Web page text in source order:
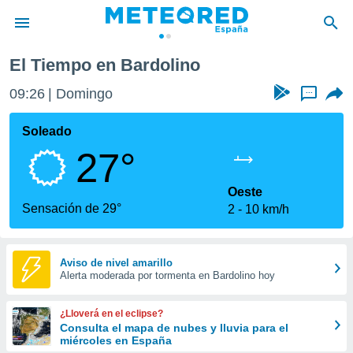
de
por
que se
calidad.
a este
las
y
forma
digital
basada
El Tiempo en Bardolino
09:26 Domingo ...
Soleado
27°
Sensación de 29°
Oeste
2
10 km/h
Aviso de nivel amarillo
Alerta moderada por tormenta en Bardolino hoy
¿Lloverá en el eclipse?
Consulta el mapa de nubes y lluvia para el
miércoles en España